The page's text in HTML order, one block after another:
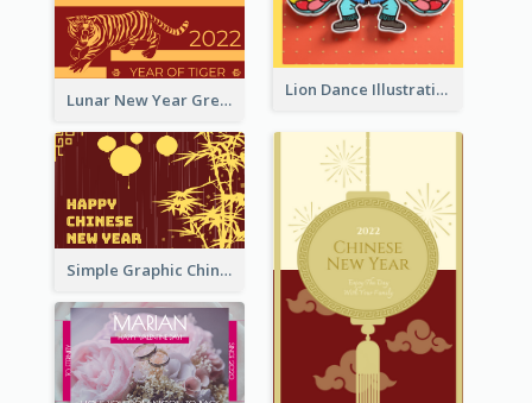
Lion Dance Illustration Photo Greeting Card
Lunar New Year Greeting Card With Tiger Illustration
Simple Graphic Chinese New Year In Red And Yellow